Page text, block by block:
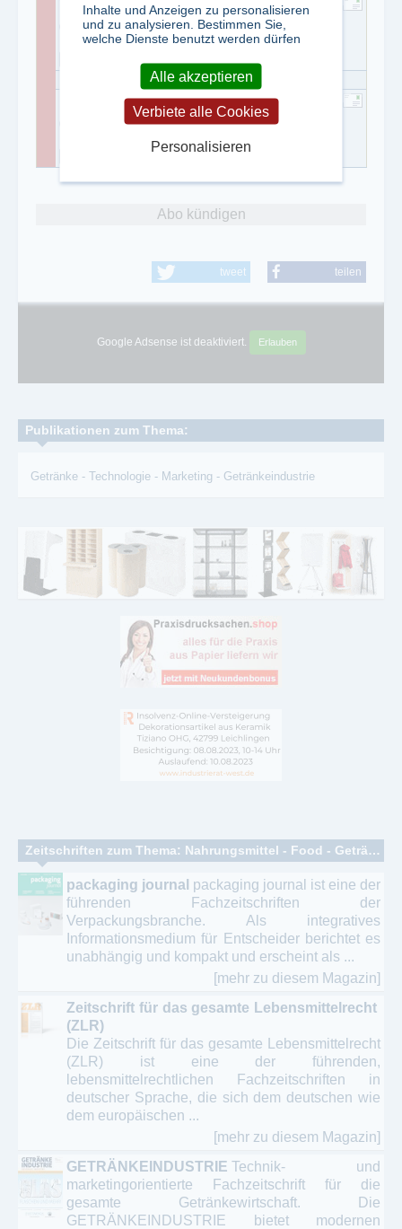
Thomas Mlynarik
+ 49 (0)911 / 20 18 - 165
Brigitte Haulena
+ 49 (0)911 / 20 18 - 205
+ 49 (0)911 / 20 18 - 100
Abo kündigen
tweet teilen
Google Adsense ist deaktiviert. Erlauben
Publikationen zum Thema:
Getränke - Technologie - Marketing - Getränkeindustrie
Zeitschriften zum Thema: Nahrungsmittel - Food - Getränkeindustrie
packaging journal packaging journal ist eine der
führenden Fachzeitschriften der
Verpackungsbranche. Als integratives
Informationsmedium für Entscheider berichtet es
unabhängig und kompakt und erscheint als ...
[mehr zu diesem Magazin]
Zeitschrift für das gesamte Lebensmittelrecht
(ZLR)
Die Zeitschrift für das gesamte Lebensmittelrecht
(ZLR) ist eine der führenden,
lebensmittelrechtlichen Fachzeitschriften in
deutscher Sprache, die sich dem deutschen wie
dem europäischen ...
[mehr zu diesem Magazin]
GETRÄNKEINDUSTRIE Technik- und
marketingorientierte Fachzeitschrift für die
gesamte Getränkewirtschaft. Die
GETRÄNKEINDUSTRIE bietet modernen
Inhalte und Anzeigen zu personalisieren
und zu analysieren. Bestimmen Sie,
welche Dienste benutzt werden dürfen
Alle akzeptieren
Verbiete alle Cookies
Personalisieren